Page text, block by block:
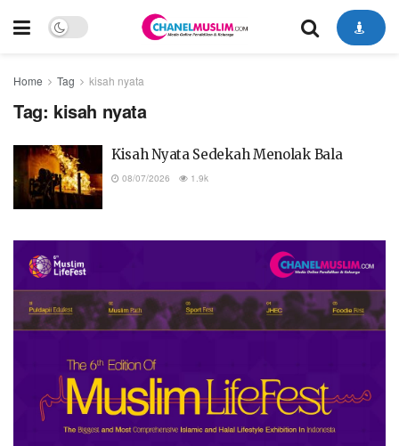
Home Tag kisah nyata
Tag: kisah nyata
Kisah Nyata Sedekah Menolak Bala
08/07/2026 1.9k